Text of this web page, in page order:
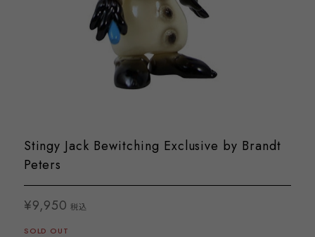
Stingy Jack Bewitching Exclusive by Brandt
Peters
¥9,950 税込
SOLD OUT